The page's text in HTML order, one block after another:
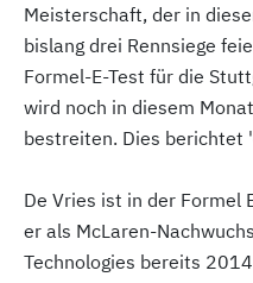
Meisterschaft, der in
bislang drei Rennsiege
Formel-E-Test für die
wird noch in diesem
bestreiten. Dies berichtet
De Vries ist in der Formel
er als McLaren-
Technologies bereits